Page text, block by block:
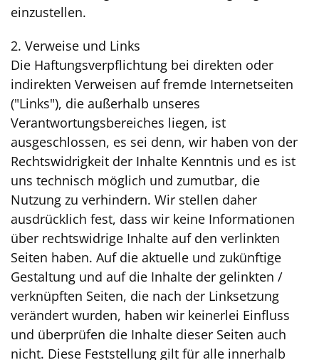
einzustellen.
2. Verweise und Links
Die Haftungsverpflichtung bei direkten oder
indirekten Verweisen auf fremde Internetseiten
("Links"), die außerhalb unseres
Verantwortungsbereiches liegen, ist
ausgeschlossen, es sei denn, wir haben von der
Rechtswidrigkeit der Inhalte Kenntnis und es ist
uns technisch möglich und zumutbar, die
Nutzung zu verhindern. Wir stellen daher
ausdrücklich fest, dass wir keine Informationen
über rechtswidrige Inhalte auf den verlinkten
Seiten haben. Auf die aktuelle und zukünftige
Gestaltung und auf die Inhalte der gelinkten /
verknüpften Seiten, die nach der Linksetzung
verändert wurden, haben wir keinerlei Einfluss
und überprüfen die Inhalte dieser Seiten auch
nicht. Diese Feststellung gilt für alle innerhalb